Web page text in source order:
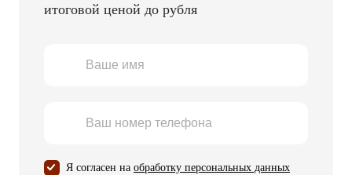
итоговой ценой до рубля
Я согласен на обработку персональных данных